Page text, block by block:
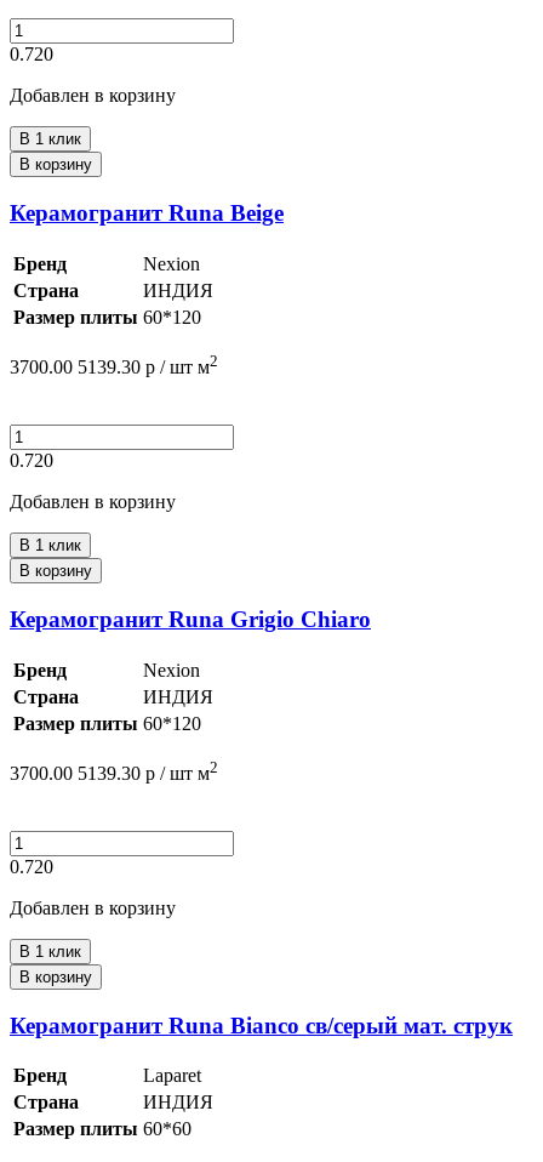
0.720
Добавлен в корзину
В 1 клик
В корзину
Керамогранит Runa Beige
Бренд
Nexion
Страна
ИНДИЯ
Размер плиты 60*120
3700.00 5139.30 р / шт м2
0.720
Добавлен в корзину
В 1 клик
В корзину
Керамогранит Runa Grigio Chiaro
Бренд
Nexion
Страна
ИНДИЯ
Размер плиты 60*120
3700.00 5139.30 р / шт м2
0.720
Добавлен в корзину
В 1 клик
В корзину
Керамогранит Runa Bianco св/серый мат. струк
Бренд
Laparet
Страна
ИНДИЯ
Размер плиты 60*60